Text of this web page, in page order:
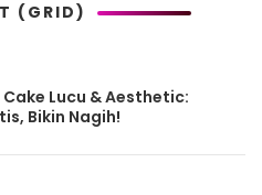
(GRID)
Lucu & Aesthetic:
Bikin Nagih!